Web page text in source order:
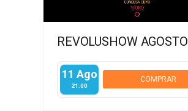
REVOLUSHOW AGOSTO
11 Ago
21:00
COMPRAR